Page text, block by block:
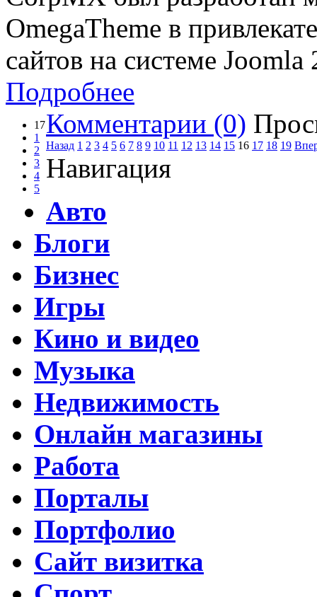
OmegaTheme в
сайтов на системе Joomla
Подробнее
17
1
2
3
4
5
Комментарии (0)
Назад 1 2 3 4 5 6 7 8 9 10 11 12 13 14 15 16 17 18 19
Навигация
Авто
Блоги
Бизнес
Игры
Кино и видео
Музыка
Недвижимость
Онлайн магазины
Работа
Порталы
Портфолио
Сайт визитка